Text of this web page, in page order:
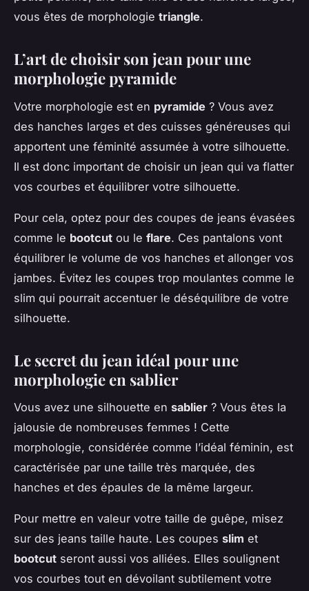
vous êtes de morphologie triangle.
L’art de choisir son jean pour une
morphologie pyramide
Votre morphologie est en pyramide ? Vous avez
des hanches larges et des cuisses généreuses qui
apportent une féminité assumée à votre silhouette.
Il est donc important de choisir un jean qui va flatter
vos courbes et équilibrer votre silhouette.
Pour cela, optez pour des coupes de jeans évasées
comme le bootcut ou le flare. Ces pantalons vont
équilibrer le volume de vos hanches et allonger vos
jambes. Évitez les coupes trop moulantes comme le
slim qui pourrait accentuer le déséquilibre de votre
silhouette.
Le secret du jean idéal pour une
morphologie en sablier
Vous avez une silhouette en sablier ? Vous êtes la
jalousie de nombreuses femmes ! Cette
morphologie, considérée comme l’idéal féminin, est
caractérisée par une taille très marquée, des
hanches et des épaules de la même largeur.
Pour mettre en valeur votre taille de guêpe, misez
sur des jeans taille haute. Les coupes slim et
bootcut seront aussi vos alliées. Elles soulignent
vos courbes tout en dévoilant subtilement votre